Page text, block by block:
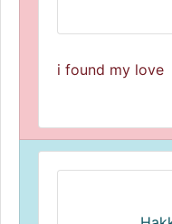
i found my love